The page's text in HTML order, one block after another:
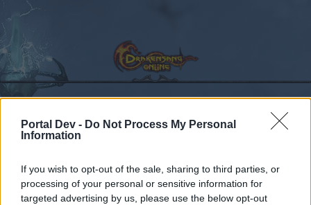
Portal Dev - Do Not Process My Personal
Information
If you wish to opt-out of the sale, sharing to third parties, or
processing of your personal or sensitive information for
targeted advertising by us, please use the below opt-out
Foren ... Neues aus den sozialen Netzwerken (Reiner
Foren Kalender